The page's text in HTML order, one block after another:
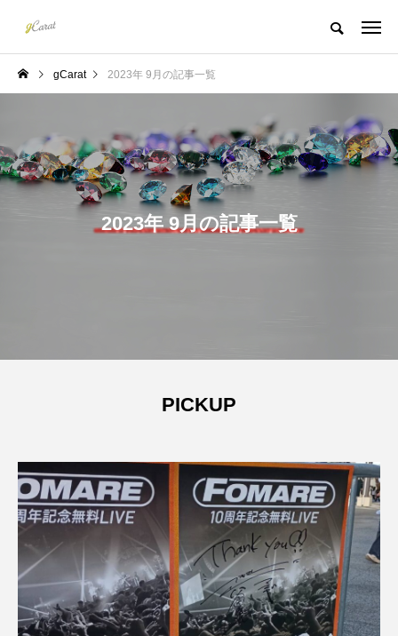
gCarat 2023年 9月の記事一覧
2023年 9月の記事一覧
PICKUP